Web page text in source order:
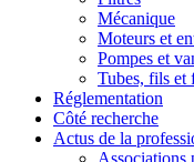
Mécanique
Moteurs et
Pompes et
Tubes, fils et
Réglementation
Côté recherche
Actus de la
Associations